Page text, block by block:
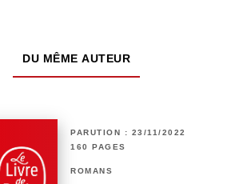
DU MÊME AUTEUR
PARUTION : 23/11/2022
160 PAGES
ROMANS